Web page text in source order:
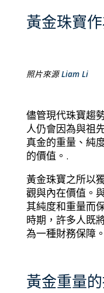
黃金珠寶
照片來源Liam Li
儘管現代珠寶趨
人仍會因為與祖
真金的重量、純
的價值。.
黃金珠寶之所以
觀與內在價值。
其純度和重量而
時期，許多人既
為一種財務保障
黃金重量